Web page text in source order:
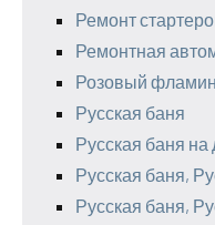
Ремонт
Ремонтная
Розовый
Русская баня
Русская баня на
Русская баня,
Русская баня,